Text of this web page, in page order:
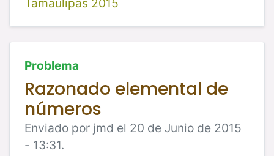
Problema
Razonado elemental de
números
Enviado por jmd el 20 de Junio de 2015
- 13:31.